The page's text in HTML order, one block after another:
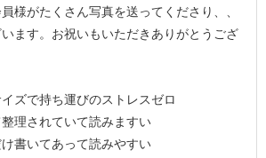
様がたくさん写真を送ってくださり、、
ます。お祝いもいただきありがとうござ
ズで持ち運びのストレスゼロ
整理されていて読みますい
け書いてあって読みやすい